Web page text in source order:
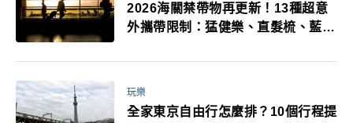
2026海關禁帶物再更新！13種超意
外攜帶限制：猛健樂、直髮梳、藍牙
萬！注意事項一次看！
玩樂
全家東京自由行怎麼排？10個行程提